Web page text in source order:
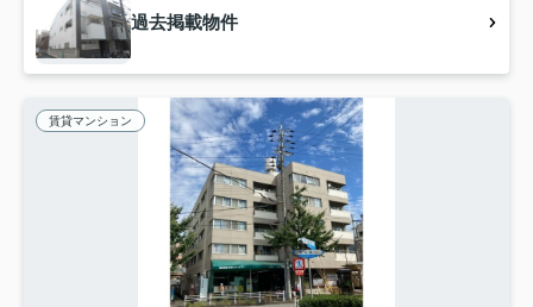
過去掲載物件
賃貸マンション